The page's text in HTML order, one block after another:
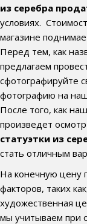
из серебра
условиях.
магазине
Перед тем, как
предлагаем
сфотографируйте
фотографию на
После того, как
произведет
статуэтки из
стать отличным
На конечную цену
факторов, таких
художественная
мы учитываем при